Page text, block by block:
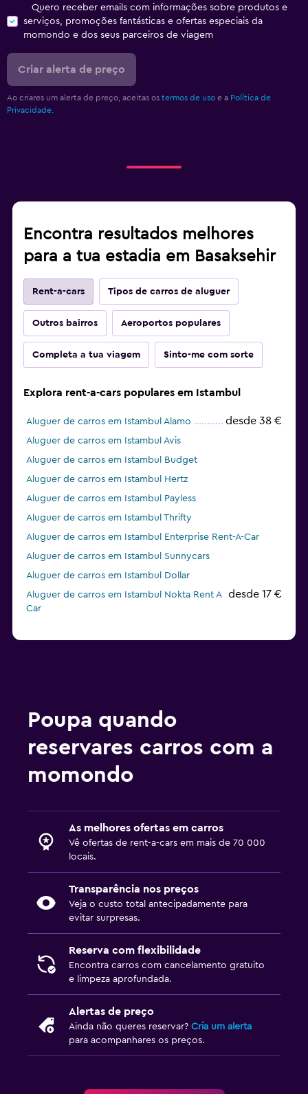
Quero receber emails com informações sobre produtos e
serviços, promoções fantásticas e ofertas especiais da
momondo e dos seus parceiros de viagem
Criar alerta de preço
Ao criares um alerta de preço, aceitas os termos de uso e a Política de
Privacidade.
Encontra resultados melhores
para a tua estadia em Basaksehir
Rent-a-cars Tipos de carros de aluguer
Outros bairros Aeroportos populares
Completa a tua viagem Sinto-me com sorte
Explora rent-a-cars populares em Istambul
Aluguer de carros em Istambul Alamo desde 38 €
Aluguer de carros em Istambul Avis
Aluguer de carros em Istambul Budget
Aluguer de carros em Istambul Hertz
Aluguer de carros em Istambul Payless
Aluguer de carros em Istambul Thrifty
Aluguer de carros em Istambul Enterprise Rent-A-Car
Aluguer de carros em Istambul Sunnycars
Aluguer de carros em Istambul Dollar
Aluguer de carros em Istambul Nokta Rent A
Car
desde 17 €
Poupa quando
reservares carros com a
momondo
As melhores ofertas em carros
Vê ofertas de rent-a-cars em mais de 70 000
locais.
Transparência nos preços
Veja o custo total antecipadamente para
evitar surpresas.
Reserva com flexibilidade
Encontra carros com cancelamento gratuito
e limpeza aprofundada.
Alertas de preço
Ainda não queres reservar? Cria um alerta
para acompanhares os preços.